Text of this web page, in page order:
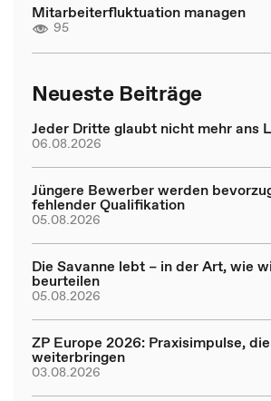
Mitarbeiterfluktuation managen
95
Neueste Beiträge
Jeder Dritte glaubt nicht mehr ans
06.08.2026
Jüngere Bewerber werden
fehlender Qualifikation
05.08.2026
Die Savanne lebt – in der Art, wie
beurteilen
05.08.2026
ZP Europe 2026: Praxisimpulse,
weiterbringen
03.08.2026